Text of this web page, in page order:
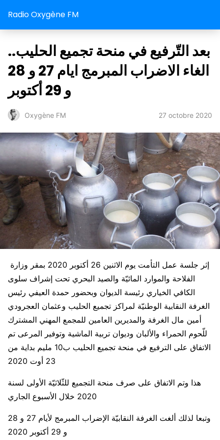
Radio Oxygène FM
بعد التّرفیع في منحة تجمیع الحلیب..
الغاء الاضراب المبرمج ایام 27 و 28
و 29 أكتوبر
Oxygène FM 27 octobre 2020
الفلاحة والموارد المائيّة والصيد البحري تحت إشراف سلوى
الكافي الخياري رئيسة الديوان وبحضور حمدة العيفي رئيس
الغرفة النقابية الوطنيّة لمراكز تجميع الحليب وعثمان العجرودي
أمين مال الغرفة والمديرين العامين للمجمع المهني المشترك
للّحوم الحمراء والألبان وديوان تربية الماشية وتوفير المرعى تم
الاتفاق على الترفيع في منحة تجميع الحليب ب10 مليم بداية من
23 أوت 2020
هذا وتم الاتفاق على صرف منحة التجميع للثّلاثيّة الأولى لسنة
2020 خلال الأسبوع الجاري
وتبعا لذلك ألغت الغرفة النقابيّة الإضراب المبرمج لأيام 27 و 28
و 29 أكتوبر 2020